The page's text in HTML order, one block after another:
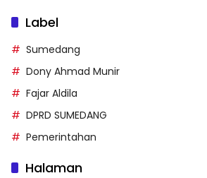
Label
Sumedang
Dony Ahmad Munir
Fajar Aldila
DPRD SUMEDANG
Pemerintahan
Halaman